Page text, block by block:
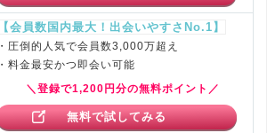
【会員数国内最大！出会いやすさNo.1】
・圧倒的人気で会員数3,000万超え
・料金最安かつ即会い可能
＼登録で1,200円分の無料ポイント／
無料で試してみる